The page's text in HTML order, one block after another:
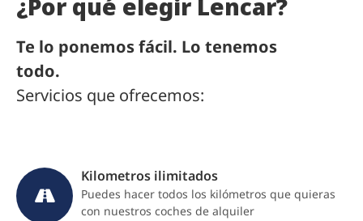
¿Por qué elegir Lencar?
Te lo ponemos fácil. Lo tenemos
todo.
Servicios que ofrecemos:
Kilometros ilimitados
Puedes hacer todos los kilómetros que quieras
con nuestros coches de alquiler